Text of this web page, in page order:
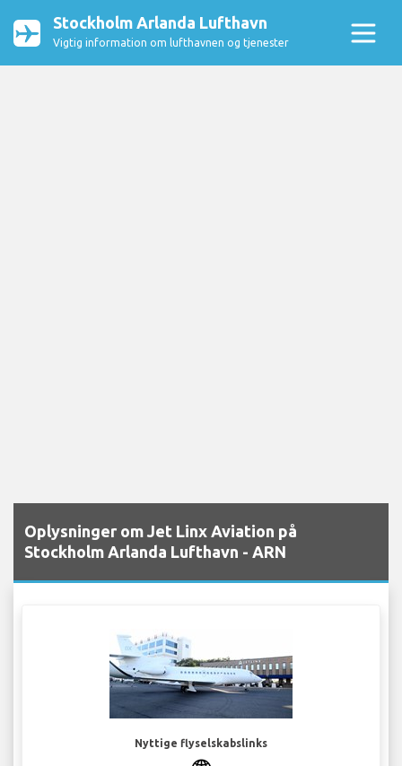
Stockholm Arlanda Lufthavn
Vigtig information om lufthavnen og tjenester
Oplysninger om Jet Linx Aviation på
Stockholm Arlanda Lufthavn - ARN
Nyttige flyselskabslinks